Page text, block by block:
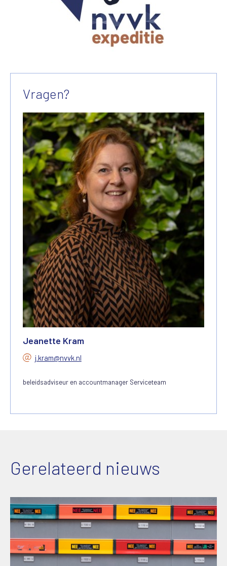
Vragen?
Jeanette Kram
j.kram@nvvk.nl
beleidsadviseur en accountmanager Serviceteam
Gerelateerd nieuws